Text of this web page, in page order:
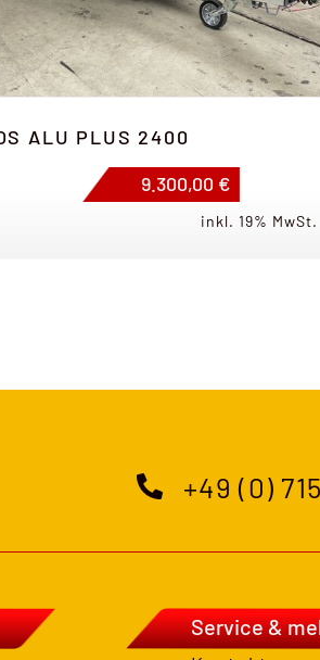
ALU PLUS 2400
9.300,00 €
inkl. 19% MwSt.
+49 (0)
Service &